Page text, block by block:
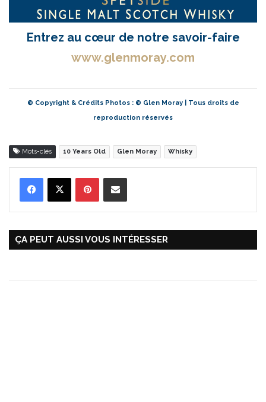
Entrez au cœur de notre savoir-faire
www.glenmoray.com
© Copyright & Crédits Photos : © Glen Moray | Tous droits de
reproduction réservés
Mots-clés 10 Years Old Glen Moray Whisky
ÇA PEUT AUSSI VOUS INTÉRESSER